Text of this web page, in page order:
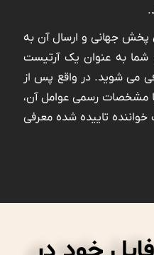
پخش جهانی و ارسال آن به
به عنوان یک آرتیست
می شوید. در واقع پس از
با مشخصات رسمی عوامل آن،
خواننده تاییده شده معرفی